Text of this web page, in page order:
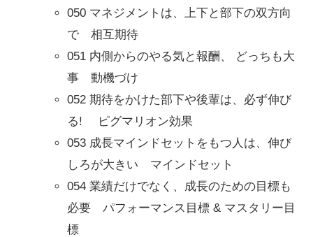
050 マネジメントは、上下と部下の双方向
で 相互期待
051 内側からのやる気と報酬、 どっちも大
事 動機づけ
052 期待をかけた部下や後輩は、必ず伸び
る! ピグマリオン効果
053 成長マインドセットをもつ人は、伸び
しろが大きい マインドセット
054 業績だけでなく、成長のための目標も
必要 パフォーマンス目標 & マスタリー目
標